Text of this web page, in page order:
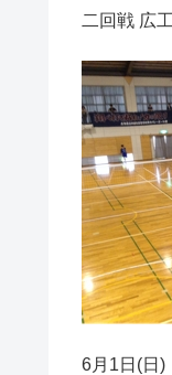
二回戦 広
6月1日(日)